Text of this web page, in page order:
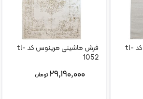
فرش ماشینی مرینوس کد tl-
فرش ماشینی مرینوس کد tl-
1052
۲۹,۱۹۰,۰۰۰ تومان